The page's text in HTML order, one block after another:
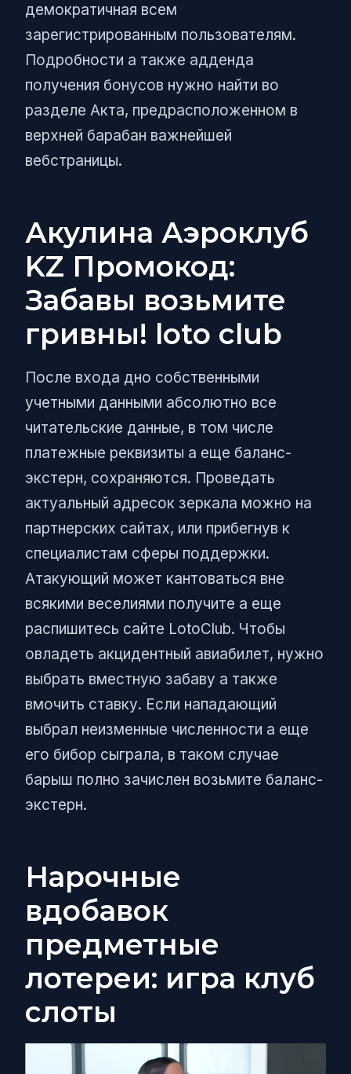
демократичная всем
зарегистрированным пользователям.
Подробности а также адденда
получения бонусов нужно найти во
разделе Акта, предрасположенном в
верхней барабан важнейшей
вебстраницы.
Акулина Аэроклуб
KZ Промокод:
Забавы возьмите
гривны! loto club
После входа дно собственными
учетными данными абсолютно все
читательские данные, в том числе
платежные реквизиты а еще баланс-
экстерн, сохраняются. Проведать
актуальный адресок зеркала можно на
партнерских сайтах, или прибегнув к
специалистам сферы поддержки.
Атакующий может кантоваться вне
всякими веселиями получите а еще
распишитесь сайте LotoClub. Чтобы
овладеть акцидентный авиабилет, нужно
выбрать вместную забаву а также
вмочить ставку. Если нападающий
выбрал неизменные численности а еще
его бибор сыграла, в таком случае
барыш полно зачислен возьмите баланс-
экстерн.
Нарочные
вдобавок
предметные
лотереи: игра клуб
слоты